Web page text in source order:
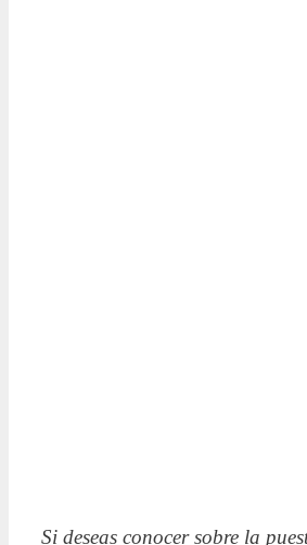
Si deseas conocer sobre la